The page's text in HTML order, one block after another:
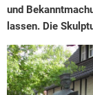
und
lassen. Die